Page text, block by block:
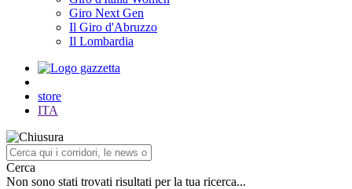
Giro Next Gen
Il Giro d'Abruzzo
Il Lombardia
store
ITA
Cerca
Non sono stati trovati risultati per la tua ricerca...